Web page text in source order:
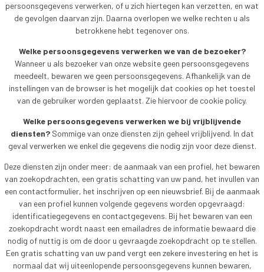
persoonsgegevens verwerken, of u zich hiertegen kan verzetten, en wat
de gevolgen daarvan zijn. Daarna overlopen we welke rechten u als
betrokkene hebt tegenover ons.
Welke persoonsgegevens verwerken we van de bezoeker?
Wanneer u als bezoeker van onze website geen persoonsgegevens
meedeelt, bewaren we geen persoonsgegevens. Afhankelijk van de
instellingen van de browser is het mogelijk dat cookies op het toestel
van de gebruiker worden geplaatst. Zie hiervoor de cookie policy.
Welke persoonsgegevens verwerken we bij vrijblijvende
diensten?Sommige van onze diensten zijn geheel vrijblijvend. In dat
geval verwerken we enkel die gegevens die nodig zijn voor deze dienst.
Deze diensten zijn onder meer: de aanmaak van een profiel, het bewaren
van zoekopdrachten, een gratis schatting van uw pand, het invullen van
een contactformulier, het inschrijven op een nieuwsbrief. Bij de aanmaak
van een profiel kunnen volgende gegevens worden opgevraagd:
identificatiegegevens en contactgegevens. Bij het bewaren van een
zoekopdracht wordt naast een emailadres de informatie bewaard die
nodig of nuttig is om de door u gevraagde zoekopdracht op te stellen.
Een gratis schatting van uw pand vergt een zekere investering en het is
normaal dat wij uiteenlopende persoonsgegevens kunnen bewaren,